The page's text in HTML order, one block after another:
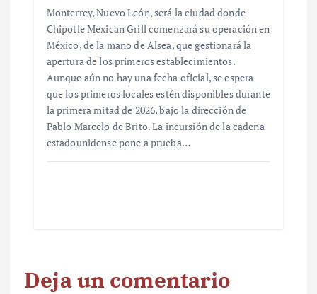
Monterrey, Nuevo León, será la ciudad donde
Chipotle Mexican Grill comenzará su operación en
México, de la mano de Alsea, que gestionará la
apertura de los primeros establecimientos.
Aunque aún no hay una fecha oficial, se espera
que los primeros locales estén disponibles durante
la primera mitad de 2026, bajo la dirección de
Pablo Marcelo de Brito. La incursión de la cadena
estadounidense pone a prueba…
Deja un comentario